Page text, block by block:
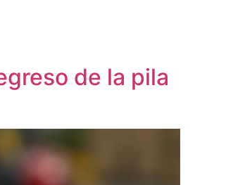
de la pila